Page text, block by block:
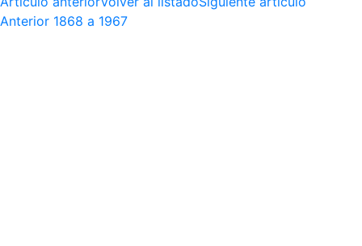
Anterior 1868 a 1967